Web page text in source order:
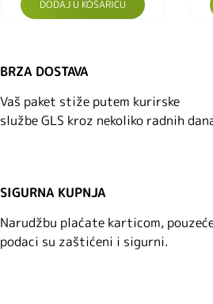
DODAJ U KOŠARICU
BRZA DOSTAVA
Vaš paket stiže putem kurirske
službe GLS kroz nekoliko radnih
SIGURNA KUPNJA
Narudžbu plaćate karticom,
podaci su zaštićeni i sigurni.